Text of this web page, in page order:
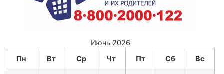
Июнь 2026
Пн
Вт Ср Чт Пт Сб Вс